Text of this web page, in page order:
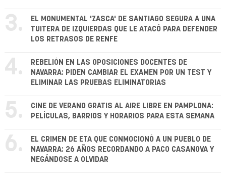
3.
EL MONUMENTAL 'ZASCA' DE SANTIAGO SEGURA A UNA
TUITERA DE IZQUIERDAS QUE LE ATACÓ PARA DEFENDER
LOS RETRASOS DE RENFE
4.
REBELIÓN EN LAS OPOSICIONES DOCENTES DE
NAVARRA: PIDEN CAMBIAR EL EXAMEN POR UN TEST Y
ELIMINAR LAS PRUEBAS ELIMINATORIAS
5.
CINE DE VERANO GRATIS AL AIRE LIBRE EN PAMPLONA:
PELÍCULAS, BARRIOS Y HORARIOS PARA ESTA SEMANA
6.
EL CRIMEN DE ETA QUE CONMOCIONÓ A UN PUEBLO DE
NAVARRA: 26 AÑOS RECORDANDO A PACO CASANOVA Y
NEGÁNDOSE A OLVIDAR